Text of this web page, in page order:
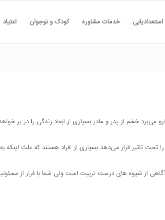
خدمات مشاوره کودک و نوجوان اعتیاد
خشم از پدر و مادر بسیاری از ابعاد زندگی را در بر
تحت تاثیر قرار می‌دهد بسیاری از افراد هستند که علت
از شیوه های درست تربیت است ولی شما با فرار از